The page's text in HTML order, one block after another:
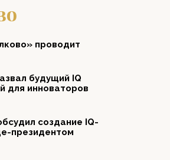
проводит
будущий IQ
для инноваторов
создание IQ-
президентом